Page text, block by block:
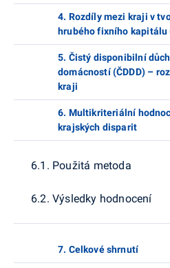
4. Rozdíly mezi kraji v
hrubého fixního kapitálu
5. Čistý disponibilní
domácností (ČDDD) –
kraji
6. Multikriteriální
krajských disparit
6.1. Použitá metoda
6.2. Výsledky hodnocení
7. Celkové shrnutí